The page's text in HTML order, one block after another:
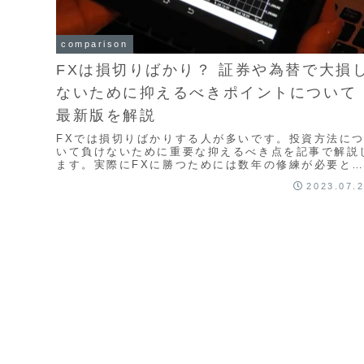
comparison
FXは損切りばかり？ 証券や為替で大損し
ないために抑えるべきポイントについて
最新版を解説
FXでは損切りばかりする人が多いです。投資方法につ
いて負けないために重要な抑えるべき点を記事で解説
ます。実際にFXに勝つためには数年の修練が必要とさ
前です。嫌になってしまう方が多いのですが、トライ